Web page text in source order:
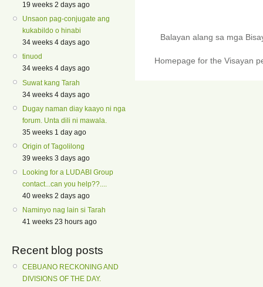
19 weeks 2 days ago
Unsaon pag-conjugate ang
kukabildo o hinabi
34 weeks 4 days ago
tinuod
34 weeks 4 days ago
Suwat kang Tarah
34 weeks 4 days ago
Dugay naman diay kaayo ni nga
forum. Unta dili ni mawala.
35 weeks 1 day ago
Origin of Tagolilong
39 weeks 3 days ago
Looking for a LUDABI Group
contact...can you help??....
40 weeks 2 days ago
Naminyo nag lain si Tarah
41 weeks 23 hours ago
Recent blog posts
CEBUANO RECKONING AND
DIVISIONS OF THE DAY.
Balayan alang sa mga
Homepage for the Visayan